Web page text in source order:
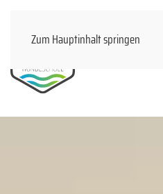
Zum Hauptinhalt springen